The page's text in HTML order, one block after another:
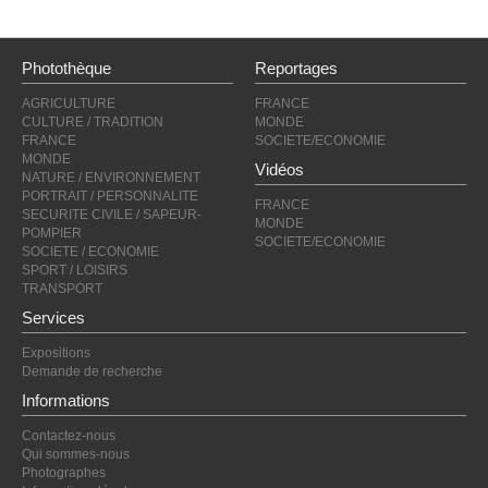
Photothèque
AGRICULTURE
CULTURE / TRADITION
FRANCE
MONDE
NATURE / ENVIRONNEMENT
PORTRAIT / PERSONNALITE
SECURITE CIVILE / SAPEUR-
POMPIER
SOCIETE / ECONOMIE
SPORT / LOISIRS
TRANSPORT
Reportages
FRANCE
MONDE
SOCIETE/ECONOMIE
Vidéos
FRANCE
MONDE
SOCIETE/ECONOMIE
Services
Expositions
Demande de recherche
Informations
Contactez-nous
Qui sommes-nous
Photographes